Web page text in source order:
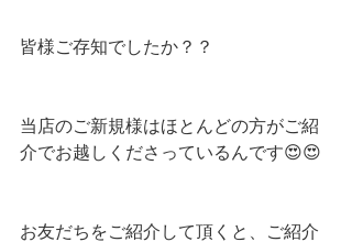
皆様ご存知でしたか？？
当店のご新規様はほとんどの方がご紹
介でお越しくださっているんです😍😍
お友だちをご紹介して頂くと、ご紹介